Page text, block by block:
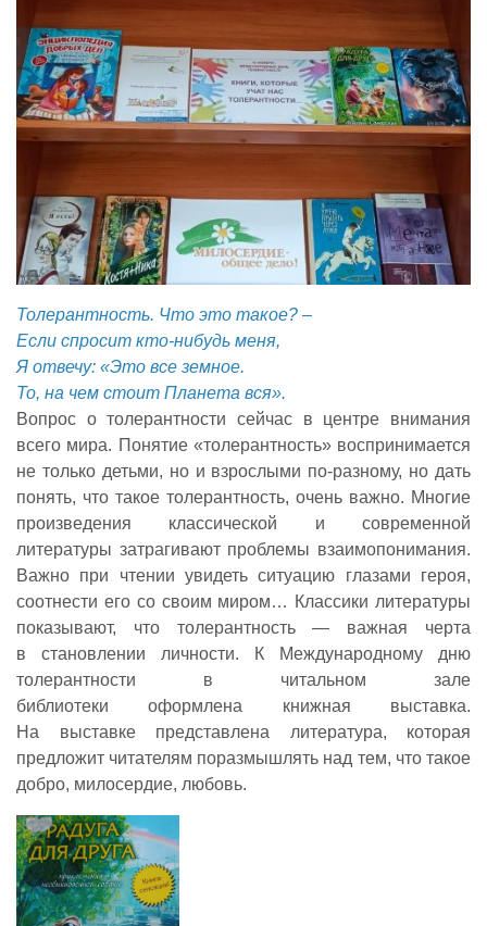
Толерантность. Что это такое? –
Если спросит кто-нибудь меня,
Я отвечу: «Это все земное.
То, на чем стоит Планета вся».
Вопрос о толерантности сейчас в центре внимания
всего мира. Понятие «толерантность» воспринимается
не только детьми, но и взрослыми по-разному, но дать
понять, что такое толерантность, очень важно. Многие
произведения классической и современной
литературы затрагивают проблемы взаимопонимания.
Важно при чтении увидеть ситуацию глазами героя,
соотнести его со своим миром… Классики литературы
показывают, что толерантность — важная черта
в становлении личности. К Международному дню
толерантности в читальном зале
библиотеки оформлена книжная выставка.
На выставке представлена литература, которая
предложит читателям поразмышлять над тем, что такое
добро, милосердие, любовь.